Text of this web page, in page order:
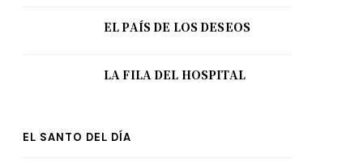
EL PAÍS DE LOS DESEOS
LA FILA DEL HOSPITAL
EL SANTO DEL DÍA